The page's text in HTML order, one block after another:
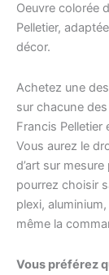
Oeuvre colorée
Pelletier,
décor.
Achetez une
sur chacune
Francis Pelletier
Vous aurez le
d’art sur
pourrez choisir
plexi,
même la
Vous préférez